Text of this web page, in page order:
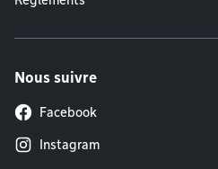
Nous suivre
Facebook
Instagram